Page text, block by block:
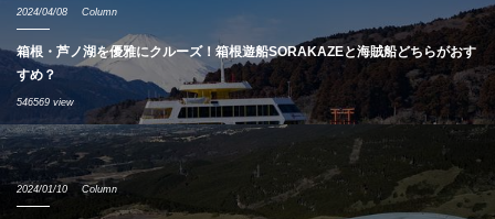
2024/04/08 Column
箱根・芦ノ湖を優雅にクルーズ！箱根遊船SORAKAZEと海賊船どちらがおす
すめ？
546569 view
2024/01/10 Column